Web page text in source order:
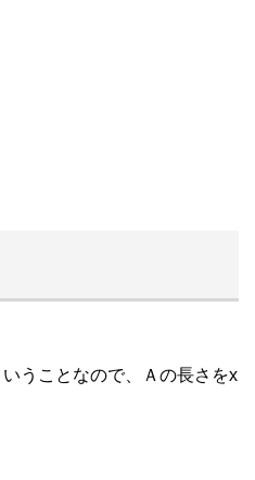
うことなので、Ａの長さをx